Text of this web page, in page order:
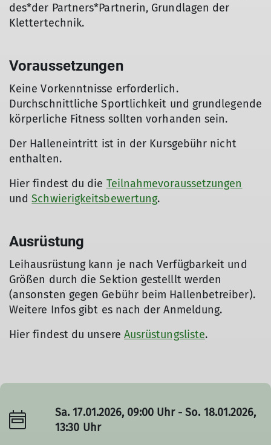
des*der Partners*Partnerin, Grundlagen der
Klettertechnik.
Voraussetzungen
Keine Vorkenntnisse erforderlich.
Durchschnittliche Sportlichkeit und grundlegende
körperliche Fitness sollten vorhanden sein.
Der Halleneintritt ist in der Kursgebühr nicht
enthalten.
Hier findest du die Teilnahmevoraussetzungen
undSchwierigkeitsbewertung.
Ausrüstung
Leihausrüstung kann je nach Verfügbarkeit und
Größen durch die Sektion gestelllt werden
(ansonsten gegen Gebühr beim Hallenbetreiber).
Weitere Infos gibt es nach der Anmeldung.
Hier findest du unsere Ausrüstungsliste.
Sa. 17.01.2026, 09:00 Uhr - So. 18.01.2026,
13:30 Uhr